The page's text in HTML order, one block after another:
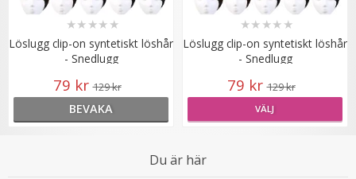
Löslugg clip-on syntetiskt löshår
- Snedlugg
★★ ★★ ★
79 kr 129 kr
BEVAKA
Löslugg clip-on syntetiskt löshår
- Snedlugg
★★ ★★ ★
79 kr 129 kr
VÄLJ
Du är här